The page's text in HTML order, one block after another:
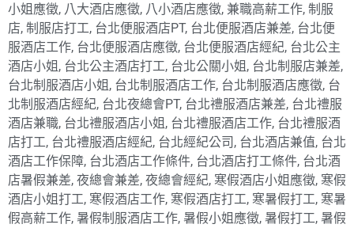
小姐應徵, 八大酒店應徵, 八小酒店應徵, 兼職高薪工作, 制服
店, 制服店打工, 台北便服酒店PT, 台北便服酒店兼差, 台北便
服酒店工作, 台北便服酒店應徵, 台北便服酒店經紀, 台北公主
酒店小姐 , 台北公主酒店打工, 台北公關小姐 , 台北制服店兼差,
台北制服酒店小姐 , 台北制服酒店工作, 台北制服酒店應徵, 台
北制服酒店經紀, 台北夜總會PT, 台北禮服酒店兼差, 台北禮服
酒店兼職, 台北禮服酒店小姐 , 台北禮服酒店工作, 台北禮服酒
店打工, 台北禮服酒店經紀, 台北經紀公司 , 台北酒店兼值, 台北
酒店工作保障, 台北酒店工作條件, 台北酒店打工條件, 台北酒
店暑假兼差, 夜總會兼差, 夜總會經紀, 寒假酒店小姐應徵, 寒假
酒店小姐打工, 寒假酒店工作, 寒假酒店打工, 寒暑假打工, 寒暑
假高薪工作, 暑假制服酒店工作, 暑假小姐應徵, 暑假打工, 暑假